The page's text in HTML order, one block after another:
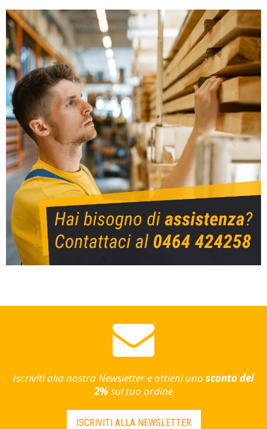
Iscriviti alla nostra Newsletter e ottieni uno sconto del
2% sul tuo ordine
ISCRIVITI ALLA NEWSLETTER